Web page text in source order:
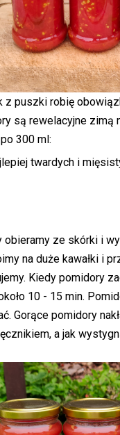
z puszki robię
są rewelacyjne zimą
300 ml:
twardych i
obieramy ze skórki i
na duże kawałki i
Kiedy pomidory
10 - 15 min.
Gorące pomidory
a jak